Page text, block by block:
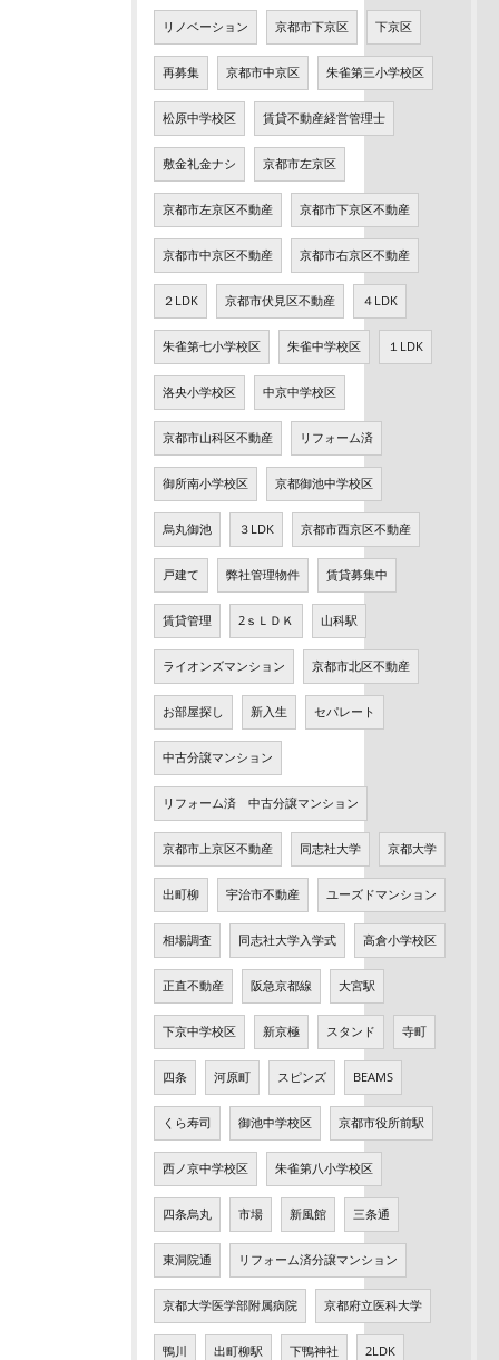
リノベーション 京都市下京区 下京区
再募集 京都市中京区 朱雀第三小学校区
松原中学校区 賃貸不動産経営管理士
敷金礼金ナシ 京都市左京区
京都市左京区不動産 京都市下京区不動産
京都市中京区不動産 京都市右京区不動産
２LDK 京都市伏見区不動産 ４LDK
朱雀第七小学校区 朱雀中学校区 １LDK
洛央小学校区 中京中学校区
京都市山科区不動産 リフォーム済
御所南小学校区 京都御池中学校区
烏丸御池 ３LDK 京都市西京区不動産
戸建て 弊社管理物件 賃貸募集中
賃貸管理 2ｓＬＤＫ 山科駅
ライオンズマンション 京都市北区不動産
お部屋探し 新入生 セパレート
中古分譲マンション
リフォーム済 中古分譲マンション
京都市上京区不動産 同志社大学 京都大学
出町柳 宇治市不動産 ユーズドマンション
相場調査 同志社大学入学式 高倉小学校区
正直不動産 阪急京都線 大宮駅
下京中学校区 新京極 スタンド 寺町
四条 河原町 スピンズ BEAMS
くら寿司 御池中学校区 京都市役所前駅
西ノ京中学校区 朱雀第八小学校区
四条烏丸 市場 新風館 三条通
東洞院通 リフォーム済分譲マンション
京都大学医学部附属病院 京都府立医科大学
鴨川 出町柳駅 下鴨神社 2LDK